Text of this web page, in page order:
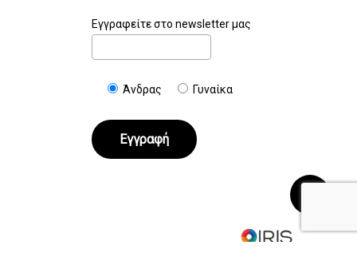
Εγγραφείτε στο newsletter μας
Άνδρας Γυναίκα